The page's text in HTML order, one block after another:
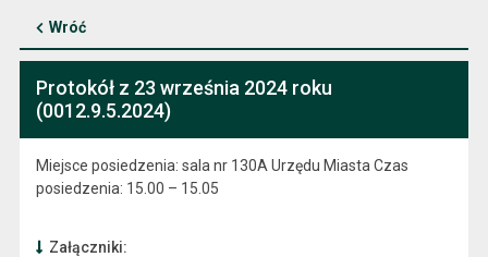
Wróć
Protokół z 23 września 2024 roku
(0012.9.5.2024)
Miejsce posiedzenia: sala nr 130A Urzędu Miasta Czas
posiedzenia: 15.00 – 15.05
Załączniki: